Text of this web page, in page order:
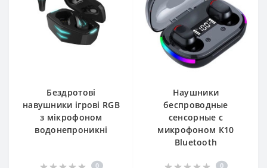
Бездротові
навушники ігрові RGB
з мікрофоном
водонепроникні
0
Наушники
беспроводные
сенсорные с
микрофоном К10
Bluetooth
0